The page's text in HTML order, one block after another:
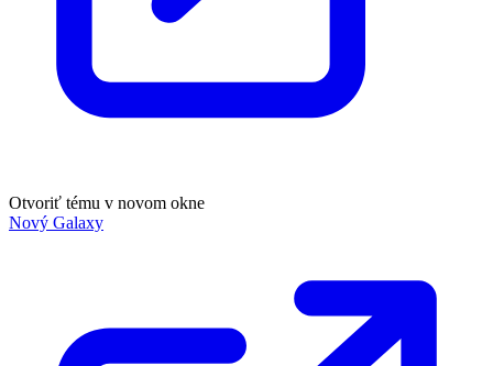
Otvoriť tému v novom okne
Nový Galaxy